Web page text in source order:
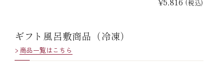
(税込)
ギフト風呂敷商品（冷凍）
商品一覧はこちら